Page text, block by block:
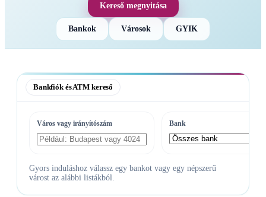
Kereső megnyitása
Bankok Városok GYIK
Bankfiók és ATM kereső
Város vagy irányítószám Bank
Gyors induláshoz válassz egy bankot vagy egy népszerű
várost az alábbi listákból.